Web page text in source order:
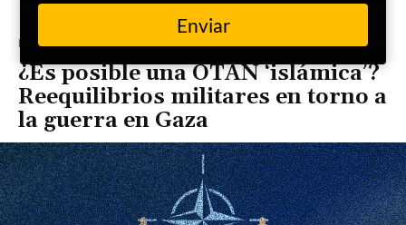
Portada Internacional
¿Es posible una OTAN ‘islámica’?
Reequilibrios militares en torno a
la guerra en Gaza
email
Enviar